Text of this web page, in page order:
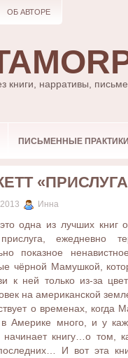
ОБ АВТОРЕ
книги, нарративы,
ПИСЬМЕННЫЕ ПРАКТИКИ
Инна
одна из лучших
прислуга, ежедневно
показное
чёрной Мамушкой,
к ней только из-за
на американской
о временах, когда
Америке много, и у
книгу…о том,
И вот эта